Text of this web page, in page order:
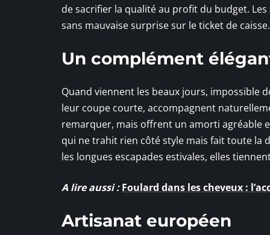
de sacrifier la qualité au profit du budget.
sans mauvaise surprise sur le ticket de caisse.
Un complément
Quand viennent les beaux jours, impossible
leur coupe courte, accompagnent
remarquer, mais offrent un amorti agréable
qui ne trahit rien côté style mais fait toute la
les longues escapades estivales, elles
A lire aussi : Foulard dans les cheveux :
Artisanat européen